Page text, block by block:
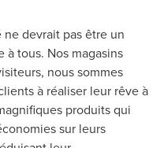
devrait pas être un
à tous. Nos magasins
nous sommes
à réaliser leur rêve à
produits qui
sur leurs